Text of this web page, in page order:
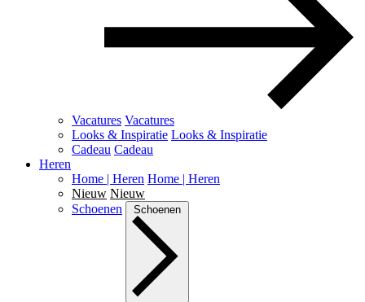
Vacatures Vacatures
Looks & Inspiratie Looks & Inspiratie
Cadeau Cadeau
Heren
Home | Heren Home | Heren
Nieuw Nieuw
Schoenen
Schoenen